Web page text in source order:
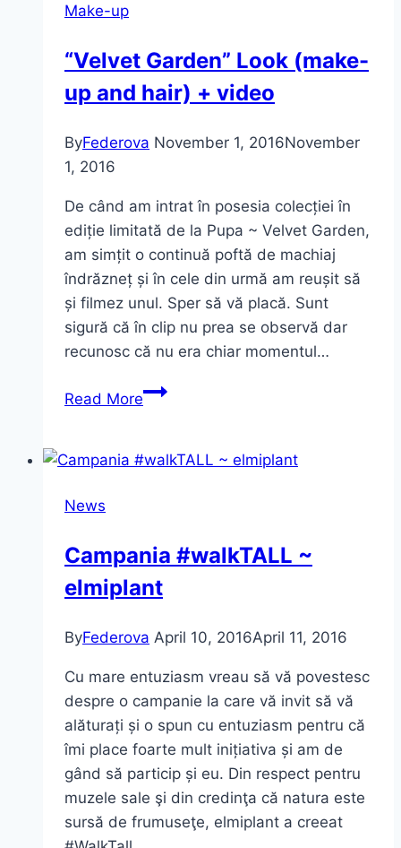
Make-up
“Velvet Garden” Look (make-
up and hair) + video
ByFederova November 1, 2016November
1, 2016
De când am intrat în posesia colecției în
ediție limitată de la Pupa ~ Velvet Garden,
am simțit o continuă poftă de machiaj
îndrăzneț și în cele din urmă am reușit să
și filmez unul. Sper să vă placă. Sunt
sigură că în clip nu prea se observă dar
recunosc că nu era chiar momentul…
Read More“Velvet
(make-
+
video
News
Campania #walkTALL ~
elmiplant
ByFederova April 10, 2016April 11, 2016
Cu mare entuziasm vreau să vă povestesc
despre o campanie la care vă invit să vă
alăturați și o spun cu entuziasm pentru că
îmi place foarte mult inițiativa și am de
gând să particip și eu. Din respect pentru
muzele sale şi din credinţa că natura este
sursă de frumuseţe, elmiplant a creeat